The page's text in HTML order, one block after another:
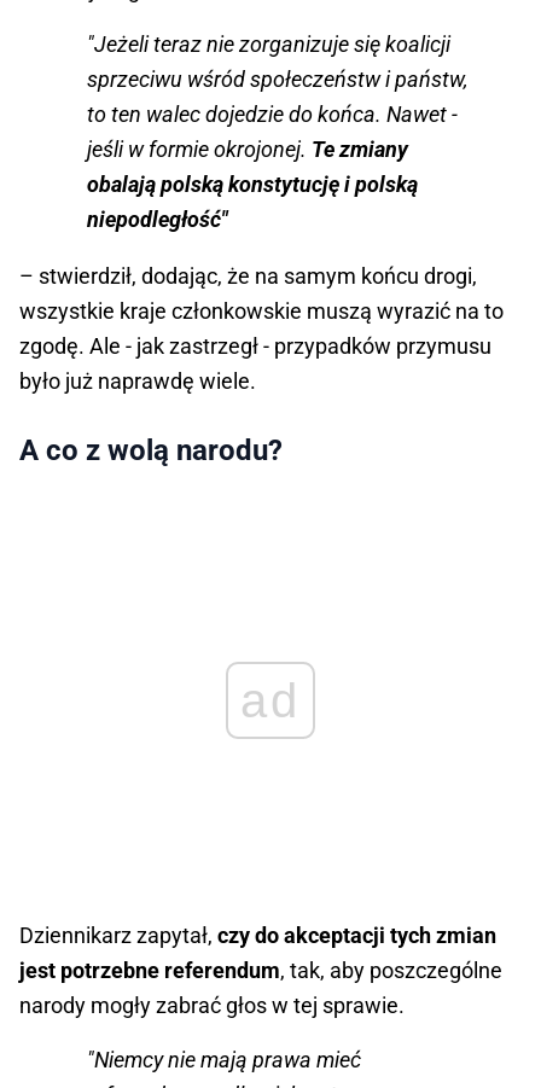
"Jeżeli teraz nie zorganizuje się koalicji
sprzeciwu wśród społeczeństw i państw,
to ten walec dojedzie do końca. Nawet -
jeśli w formie okrojonej. Te zmiany
obalają polską konstytucję i polską
niepodległość"
– stwierdził, dodając, że na samym końcu drogi,
wszystkie kraje członkowskie muszą wyrazić na to
zgodę. Ale - jak zastrzegł - przypadków przymusu
było już naprawdę wiele.
A co z wolą narodu?
ad
Dziennikarz zapytał, czy do akceptacji tych zmian
jest potrzebne referendum, tak, aby poszczególne
narody mogły zabrać głos w tej sprawie.
"Niemcy nie mają prawa mieć